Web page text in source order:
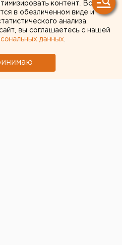
6 МАЯ 2020 В 09:28
ЕАНовости
контент. Вся
в обезличенном виде и
анализа.
вы соглашаетесь с нашей
данных